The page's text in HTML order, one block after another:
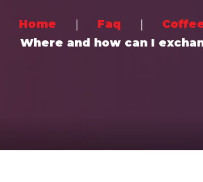
Home Faq
Where and how can I